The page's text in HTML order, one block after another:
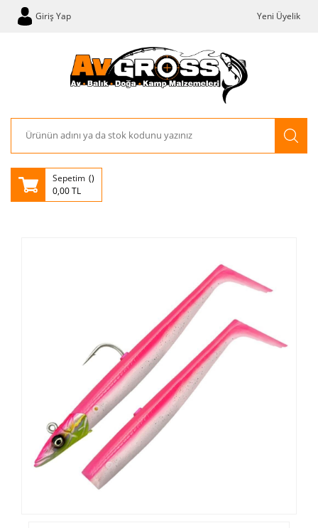
Giriş Yap Yeni Üyelik
Sepetim
0,00 TL